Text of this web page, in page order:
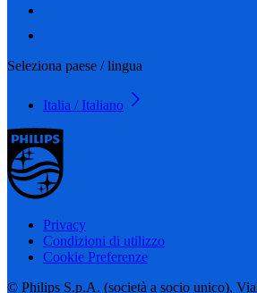
Seleziona paese / lingua
Italia / Italiano
Privacy
Condizioni di utilizzo
Cookie Preferenze
© Philips S.p.A. (società a socio unico),